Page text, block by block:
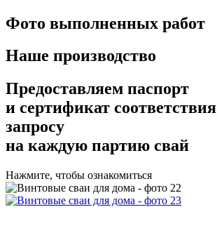
Фото выполненных работ
Наше производство
Предоставляем паспорт
и сертификат соответствия
запросу
на каждую партию свай
Нажмите, чтобы ознакомиться